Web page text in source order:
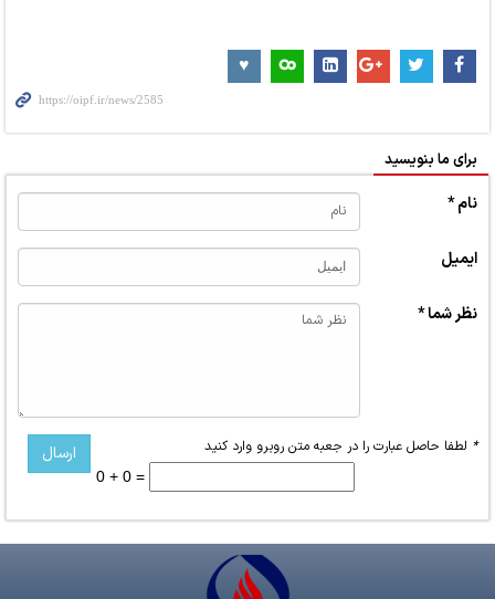
برای ما بنویسید
نام *
ایمیل
نظر شما *
* لطفا حاصل عبارت را در جعبه متن روبرو وارد کنید
0 + 0 =